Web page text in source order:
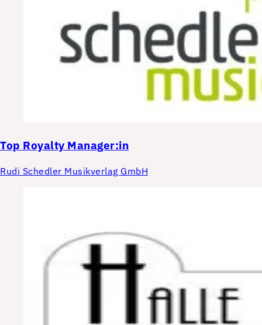
Top Royalty Manager:in
Rudi Schedler Musikverlag GmbH